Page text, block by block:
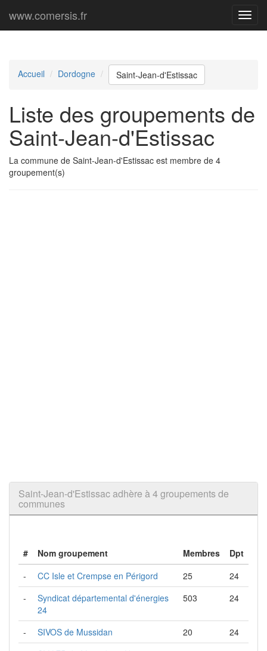
Menu
www.comersis.fr
Accueil Dordogne Saint-Jean-d'Estissac
Liste des groupements de
Saint-Jean-d'Estissac
La commune de Saint-Jean-d'Estissac est membre de 4
groupement(s)
Saint-Jean-d'Estissac adhère à 4 groupements de
communes
# Nom groupement Membres
Dpt
-
CC Isle et Crempse en Périgord 25
24
-
Syndicat départemental d'énergies
24
503 24
- SIVOS de Mussidan 20
24